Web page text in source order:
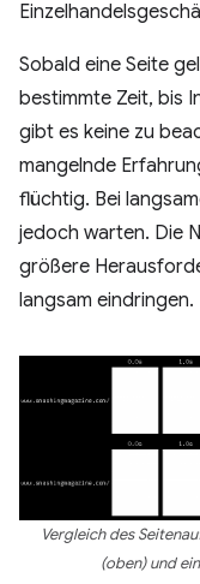
Sobald eine Seite
bestimmte Zeit, bis
gibt es keine zu
mangelnde
flüchtig. Bei
jedoch warten. Die
größere
langsam eindringen.
Vergleich des
(oben) und